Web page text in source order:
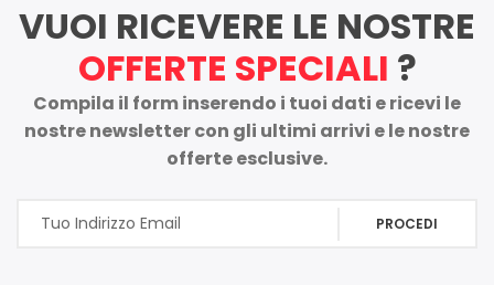
VUOI RICEVERE LE NOSTRE
OFFERTE SPECIALI ?
Compila il form inserendo i tuoi dati e ricevi le
nostre newsletter con gli ultimi arrivi e le nostre
offerte esclusive.
PROCEDI